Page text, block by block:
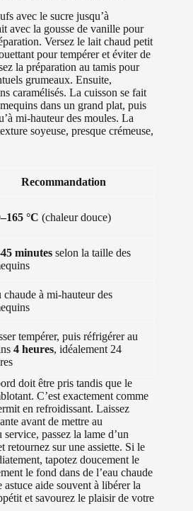
avec le sucre jusqu’à
avec la gousse de vanille pour
Versez le lait chaud petit
pour tempérer et éviter de
la préparation au tamis pour
grumeaux. Ensuite,
caramélisés. La cuisson se fait
dans un grand plat, puis
mi-hauteur des moules. La
soyeuse, presque crémeuse,
Recommandation
°C (chaleur douce)
minutes selon la taille des
chaude à mi-hauteur des
tempérer, puis réfrigérer au
4 heures, idéalement 24
doit être pris tandis que le
C’est exactement comme
en refroidissant. Laissez
avant de mettre au
passez la lame d’un
retournez sur une assiette. Si le
tapotez doucement le
le fond dans de l’eau chaude
aide souvent à libérer la
et savourez le plaisir de votre